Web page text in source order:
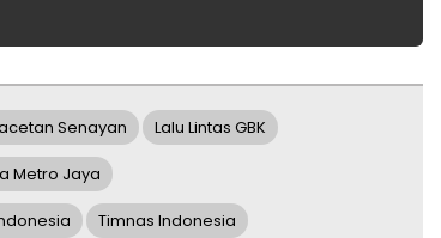
Senayan Lalu Lintas GBK
Metro Jaya
Timnas Indonesia